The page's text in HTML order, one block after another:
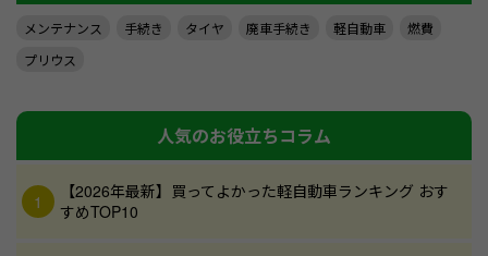
メンテナンス 手続き タイヤ 廃車手続き 軽自動車
燃費
プリウス
人気のお役立ちコラム
【2026年最新】買ってよかった軽自動車ランキング おす
すめTOP10